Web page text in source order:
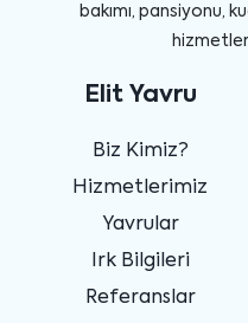
bakımı, pansiyonu,
Elit Yavru
Biz Kimiz?
Hizmetlerimiz
Yavrular
Irk Bilgileri
Referanslar